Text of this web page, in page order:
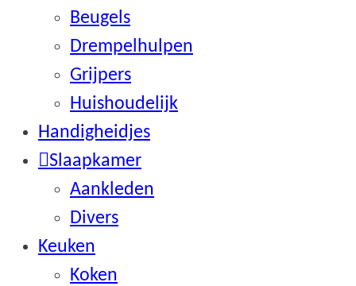
Beugels
Drempelhulpen
Grijpers
Huishoudelijk
Handigheidjes
Slaapkamer
Aankleden
Divers
Keuken
Koken